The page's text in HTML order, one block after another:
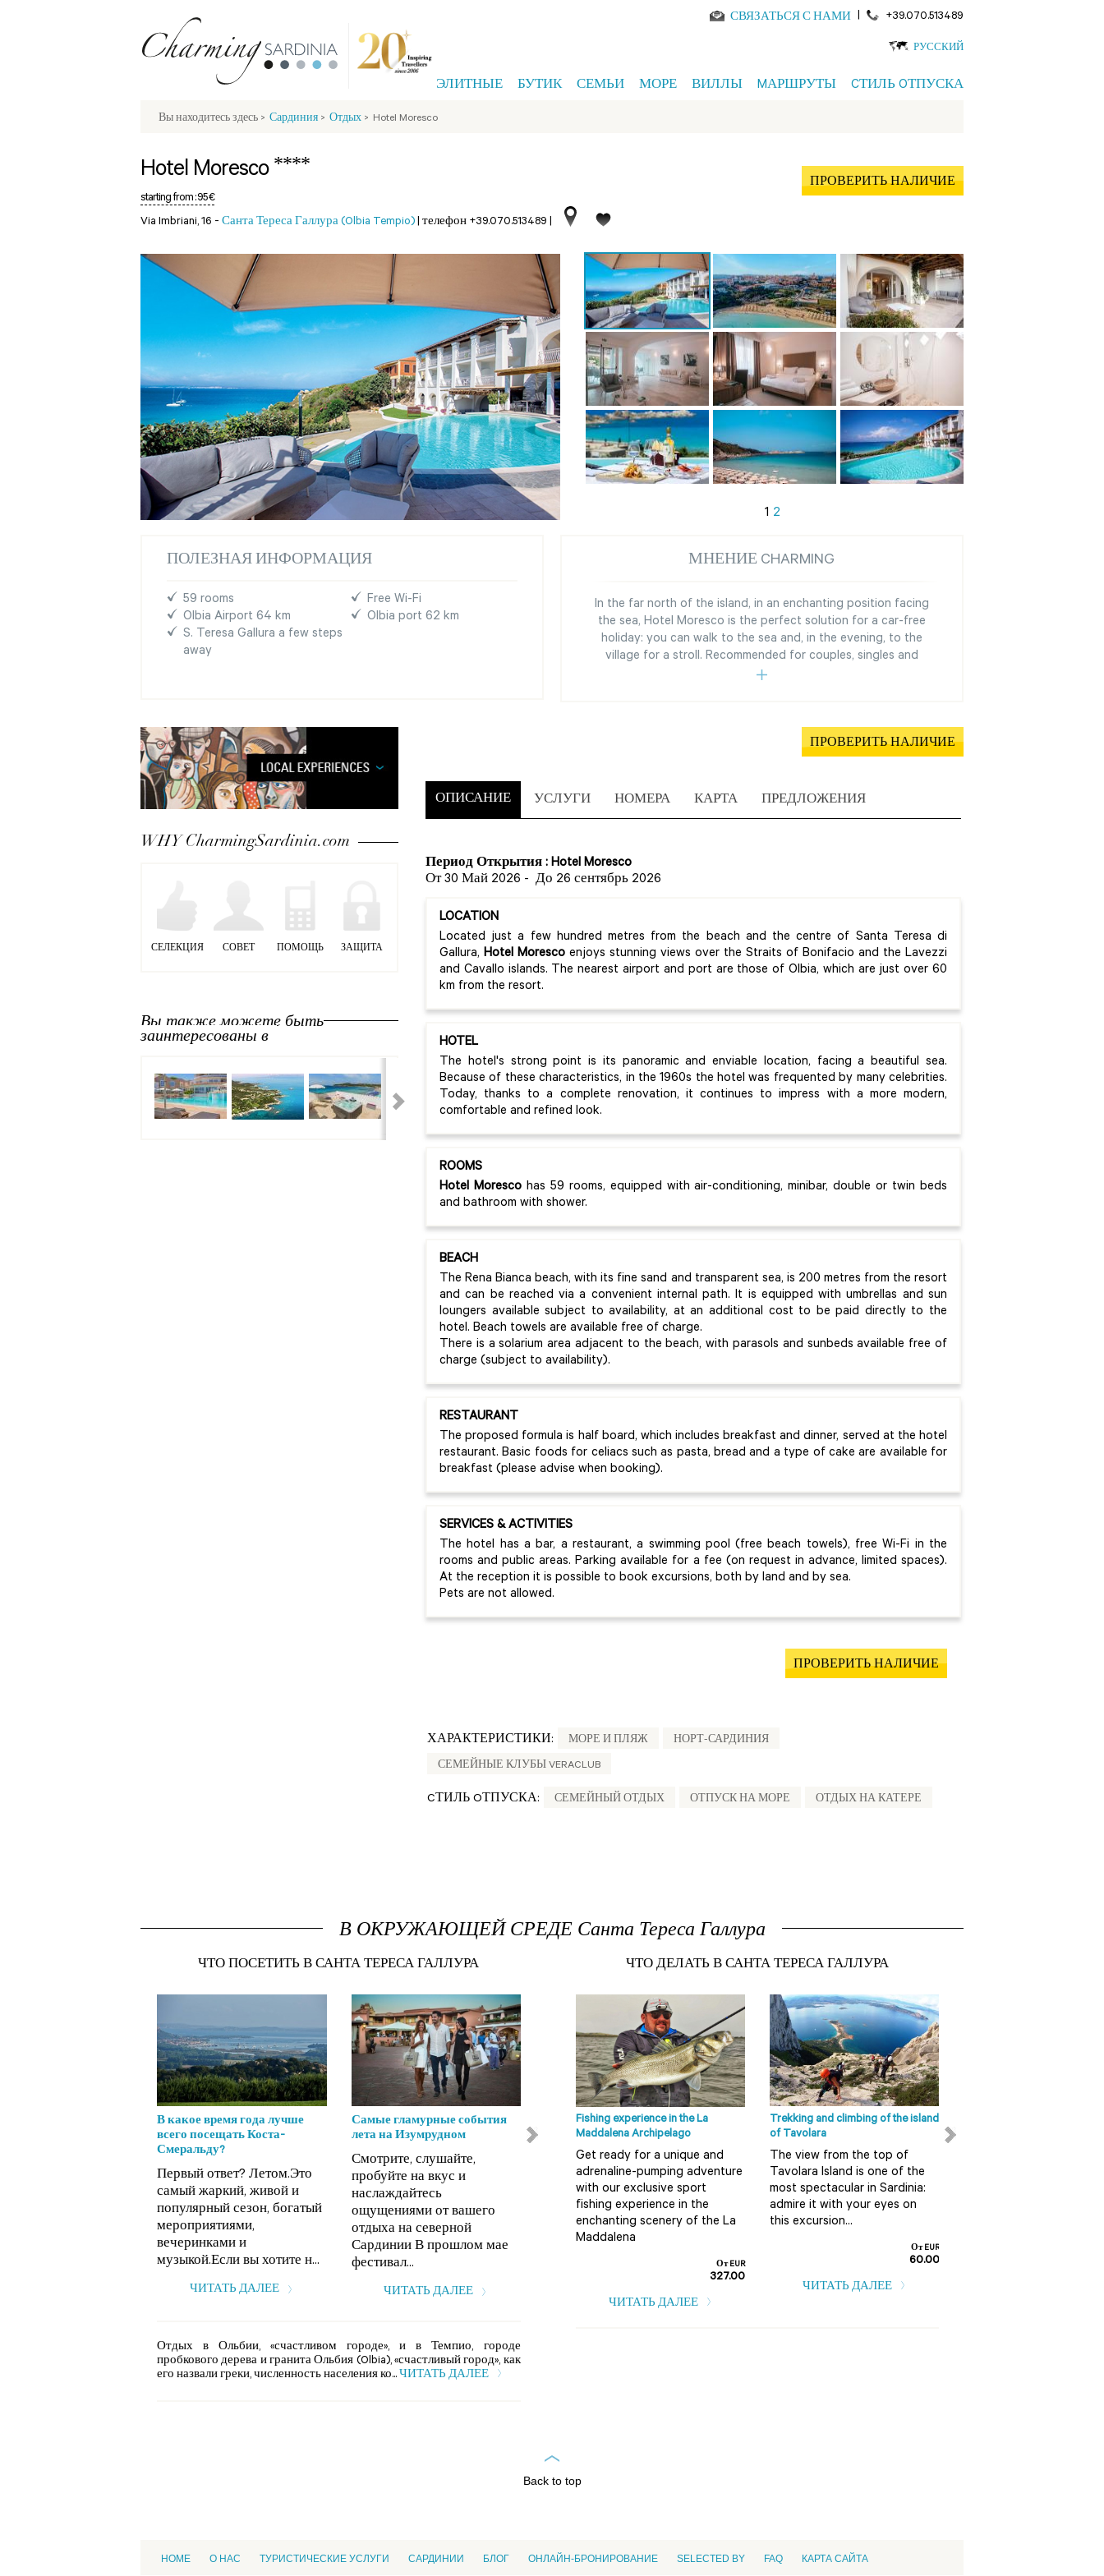
СВЯЗАТЬСЯ С НАМИ | +39.070.513489
РУССКИЙ
ЭЛИТНЫЕ БУТИК СЕМЬИ МОРЕ ВИЛЛЫ MАРШРУТЫ CТИЛЬ OТПУСКА
Вы находитесь здесь > Сардиния > Отдых > Hotel Moresco
Hotel Moresco ****
starting from :95 €
Via Imbriani, 16 - Санта Тереса Галлура (Olbia Tempio) | телефон +39.070.513489 |
ПРОВЕРИТЬ НАЛИЧИЕ
1 2
ПОЛЕЗНАЯ ИНФОРМАЦИЯ
59 rooms
Free Wi-Fi
Olbia Airport 64 km
Olbia port 62 km
S. Teresa Gallura a few steps
away
МНЕНИЕ CHARMING
In the far north of the island, in an enchanting position facing
the sea, Hotel Moresco is the perfect solution for a car-free
holiday: you can walk to the sea and, in the evening, to the
village for a stroll. Recommended for couples, singles and
WHY CharmingSardinia.com
СЕЛЕКЦИЯ СОВЕТ ПОМОЩЬ ЗАЩИТА
Вы также можете быть
заинтересованы в
ПРОВЕРИТЬ НАЛИЧИЕ
ОПИСАНИЕ УСЛУГИ НОМЕРА КАРТА ПРЕДЛОЖЕНИЯ
Период Открытия : Hotel Moresco
От 30 Май 2026 - До 26 сентябрь 2026
LOCATION
Located just a few hundred metres from the beach and the centre of Santa Teresa di
Gallura, Hotel Moresco enjoys stunning views over the Straits of Bonifacio and the Lavezzi
and Cavallo islands. The nearest airport and port are those of Olbia, which are just over 60
km from the resort.
HOTEL
The hotel's strong point is its panoramic and enviable location, facing a beautiful sea.
Because of these characteristics, in the 1960s the hotel was frequented by many celebrities.
Today, thanks to a complete renovation, it continues to impress with a more modern,
comfortable and refined look.
ROOMS
Hotel Morescohas 59 rooms, equipped with air-conditioning, minibar, double or twin beds
and bathroom with shower.
BEACH
The Rena Bianca beach, with its fine sand and transparent sea, is 200 metres from the resort
and can be reached via a convenient internal path. It is equipped with umbrellas and sun
loungers available subject to availability, at an additional cost to be paid directly to the
hotel. Beach towels are available free of charge.
There is a solarium area adjacent to the beach, with parasols and sunbeds available free of
charge (subject to availability).
RESTAURANT
The proposed formula is half board, which includes breakfast and dinner, served at the hotel
restaurant. Basic foods for celiacs such as pasta, bread and a type of cake are available for
breakfast (please advise when booking).
SERVICES & ACTIVITIES
The hotel has a bar, a restaurant, a swimming pool (free beach towels), free Wi-Fi in the
rooms and public areas. Parking available for a fee (on request in advance, limited spaces).
At the reception it is possible to book excursions, both by land and by sea.
Pets are not allowed.
ПРОВЕРИТЬ НАЛИЧИЕ
ХАРАКТЕРИСТИКИ: МОРЕ И ПЛЯЖ НОРТ-САРДИНИЯ
СЕМЕЙНЫЕ КЛУБЫ VERACLUB
CТИЛЬ OТПУСКА: СЕМЕЙНЫЙ ОТДЫХ ОТПУСК НА МОРЕ ОТДЫХ НА КАТЕРЕ
В ОКРУЖАЮЩЕЙ СРЕДЕ Санта Тереса Галлура
ЧТО ПОСЕТИТЬ В САНТА ТЕРЕСА ГАЛЛУРА
В какое время года лучше
всего посещать Коста-
Смеральду?
Первый ответ? Летом.Это
самый жаркий, живой и
популярный сезон, богатый
мероприятиями,
вечеринками и
музыкой.Если вы хотите н...
ЧИТАТЬ ДАЛЕЕ
Самые гламурные события
лета на Изумрудном
Смотрите, слушайте,
пробуйте на вкус и
наслаждайтесь
ощущениями от вашего
отдыха на северной
Сардинии В прошлом мае
фестивал...
ЧИТАТЬ ДАЛЕЕ
Пляжи Ольбия-Темпио
Ла Маддалена (Arcipelago
della Maddalena),
расположенный на северо-
востоке Сардинии, усеян
многоч...
Интересеные места Ольбия-
Темпио
Сан Панталео Сан
Панталео - это последний
округ Ольбии (Olbia),
который находится в 18
километрах от центра. В...
Отдых в Ольбии, «счастливом городе», и в Темпио, городе
пробкового дерева и гранита Ольбия (Olbia), «счастливый город», как
его назвали греки, численность населения ко... ЧИТАТЬ ДАЛЕЕ
ЧТО ДЕЛАТЬ В САНТА ТЕРЕСА ГАЛЛУРА
Fishing experience in the La
Maddalena Archipelago
Get ready for a unique and
adrenaline-pumping adventure
with our exclusive sport
fishing experience in the
enchanting scenery of the La
Maddalena
От EUR
327.00
ЧИТАТЬ ДАЛЕЕ
Trekking and climbing of the island
of Tavolara
The view from the top of
Tavolara Island is one of the
most spectacular in Sardinia:
admire it with your eyes on
this excursion...
От EUR
60.00
ЧИТАТЬ ДАЛЕЕ
Back to top
HOME О НАС ТУРИСТИЧЕСКИЕ УСЛУГИ CАРДИНИИ БЛОГ ОНЛАЙН-БРОНИРОВАНИЕ SELECTED BY FAQ КАРТА САЙТА